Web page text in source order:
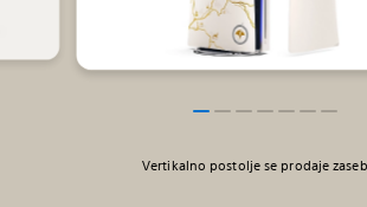
Vertikalno postolje se prodaje